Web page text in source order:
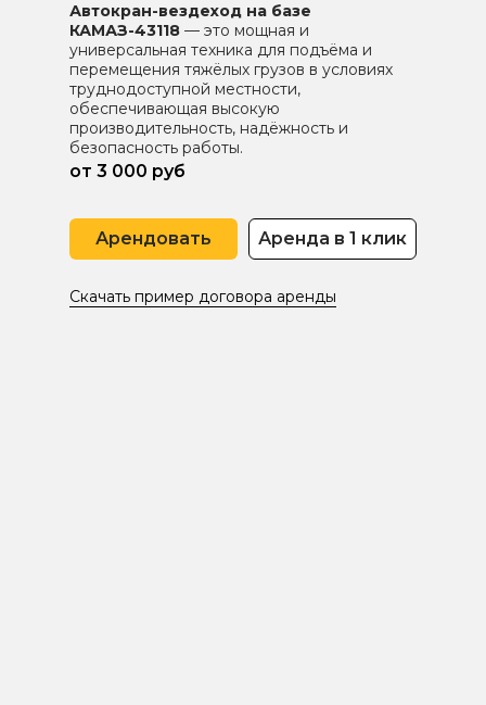
от 3 000 руб
Скачать пример договора аренды
Автокран-вездеход на базе
КАМАЗ-43118 — это мощная и
универсальная техника для подъёма и
перемещения тяжёлых грузов в условиях
труднодоступной местности,
обеспечивающая высокую
производительность, надёжность и
безопасность работы.
Арендовать Аренда в 1 клик